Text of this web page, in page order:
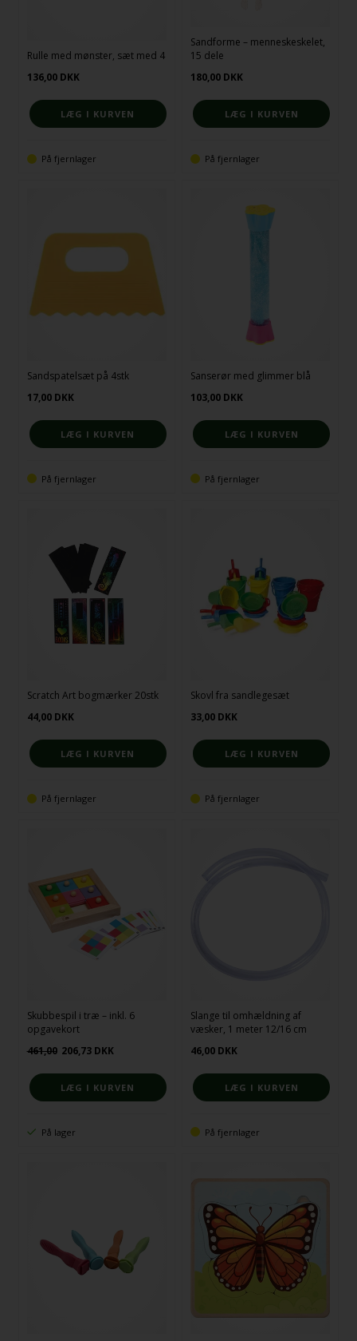
Rulle med mønster, sæt med 4
136,00 DKK
På fjernlager
Sandforme – menneskeskelet,
15 dele
180,00 DKK
På fjernlager
Sandspatelsæt på 4stk
17,00 DKK
På fjernlager
Sanserør med glimmer blå
103,00 DKK
På fjernlager
Scratch Art bogmærker 20stk
44,00 DKK
På fjernlager
Skovl fra sandlegesæt
33,00 DKK
På fjernlager
Skubbespil i træ – inkl. 6
opgavekort
461,00 206,73 DKK
På lager
Slange til omhældning af
væsker, 1 meter 12/16 cm
46,00 DKK
På fjernlager